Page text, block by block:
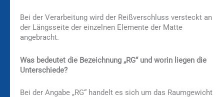
Bei der Verarbeitung wird der Reißverschluss versteckt an
der Längsseite der einzelnen Elemente der Matte
angebracht.
Was bedeutet die Bezeichnung „RG“ und worin liegen die
Unterschiede?
Bei der Angabe „RG“ handelt es sich um das Raumgewicht